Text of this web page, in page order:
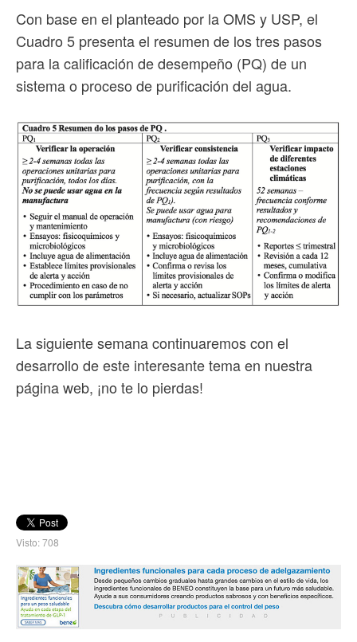
Con base en el planteado por la OMS y USP, el
Cuadro 5 presenta el resumen de los tres pasos
para la calificación de desempeño (PQ) de un
sistema o proceso de purificación del agua.
La siguiente semana continuaremos con el
desarrollo de este interesante tema en nuestra
página web, ¡no te lo pierdas!
Visto: 708